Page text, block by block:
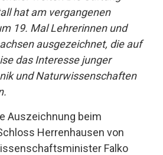
hat am vergangenen
19. Mal Lehrerinnen und
ausgezeichnet, die auf
das Interesse junger
und Naturwissenschaften
Auszeichnung beim
Herrenhausen von
Falko